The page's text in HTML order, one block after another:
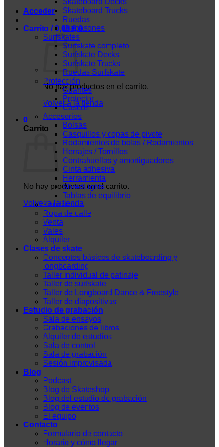
Acceder
Carrito /0,00€ 0
No hay productos en el carrito.
Volver a la tienda
0
Carrito
No hay productos en el carrito.
Volver a la tienda
Skateboard Decks
Skateboard Trucks
Ruedas
Diapasones
Surfskates
Surfskate completo
Surfskate Decks
Surfskate Trucks
Ruedas Surfskate
Protección
Guantes
Protector
Cascos
Accesorios
Bolsas
Casquillos y copas de pivote
Rodamientos de bolas / Rodamientos
Herrajes / Tornillos
Contrahuellas y amortiguadores
Cinta adhesiva
Herramienta
ShredLights
Tablas de equilibrio
Kendama
Ropa de calle
Venta
Vales
Alquiler
Clases de skate
Conceptos básicos de skateboarding y
longboarding
Taller individual de patinaje
Taller de surfskate
Taller de Longboard Dance & Freestyle
Taller de diapositivas
Estudio de grabación
Sala de ensayos
Grabaciones de libros
Alquiler de estudios
Sala de control
Sala de grabación
Sesión improvisada
Blog
Podcast
Blog de Skateshop
Blog del estudio de grabación
Blog de eventos
El equipo
Contacto
Formulario de contacto
Horario y cómo llegar